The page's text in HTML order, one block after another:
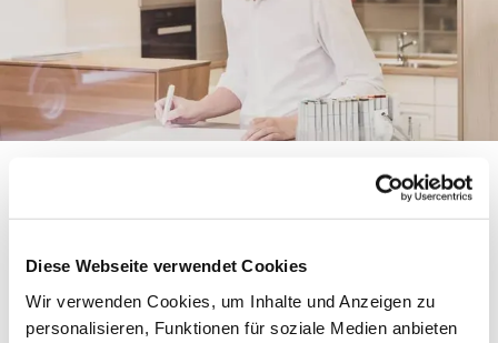
Diese Webseite verwendet Cookies
Wir verwenden Cookies, um Inhalte und Anzeigen zu
personalisieren, Funktionen für soziale Medien anbieten
Ihre Küche, perfekt auf
Sie zugeschnitten
Individuelle Planung
Jede Küche nach Maß beginnt bei der Tischlerei